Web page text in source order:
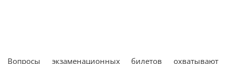
Вопросы экзаменационных билетов охватывают